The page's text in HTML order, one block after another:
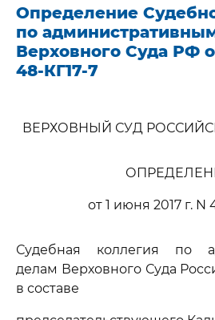
Определение
по
Верховного Суда РФ
48-КГ17-7
ВЕРХОВНЫЙ СУД
от 1 июня 2017 г. N
Судебная коллегия по
делам Верховного Суда
в составе